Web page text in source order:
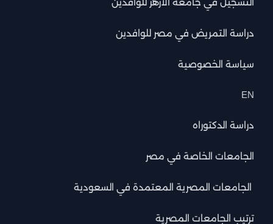
دراسة التمريض في مصر للوافدين
سياسة الخصوصية
EN
دراسة الدكتوراه
الجامعات الخاصة في مصر
الجامعات المصرية المعتمدة في السعودية
ترتيب الجامعات المصرية